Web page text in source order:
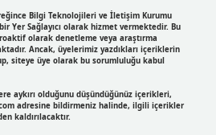
Bilgi Teknolojileri ve İletişim Kurumu
Yer Sağlayıcı olarak hizmet vermektedir. Bu
olarak denetleme veya araştırma
Ancak, üyelerimiz yazdıkları içeriklerin
siteye üye olarak bu sorumluluğu kabul
aykırı olduğunu düşündüğünüz içerikleri,
adresine bildirmeniz halinde, ilgili içerikler
kaldırılacaktır.